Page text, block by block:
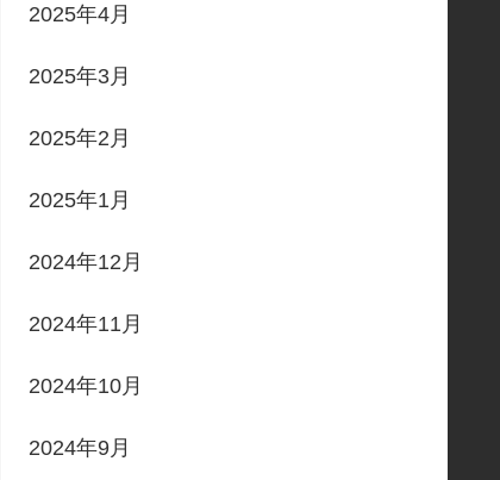
2025年4月
2025年3月
2025年2月
2025年1月
2024年12月
2024年11月
2024年10月
2024年9月